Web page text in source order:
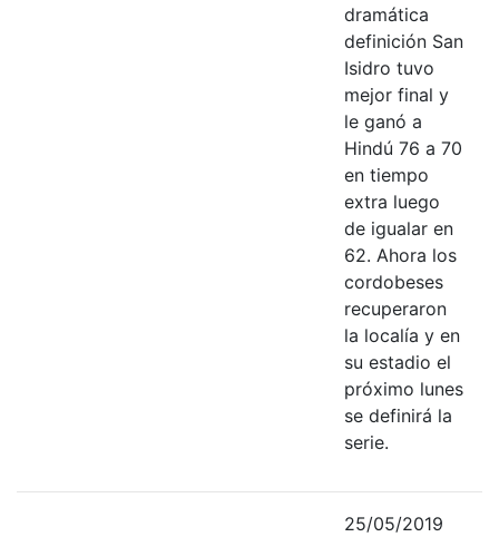
dramática
definición San
Isidro tuvo
mejor final y
le ganó a
Hindú 76 a 70
en tiempo
extra luego
de igualar en
62. Ahora los
cordobeses
recuperaron
la localía y en
su estadio el
próximo lunes
se definirá la
serie.
25/05/2019